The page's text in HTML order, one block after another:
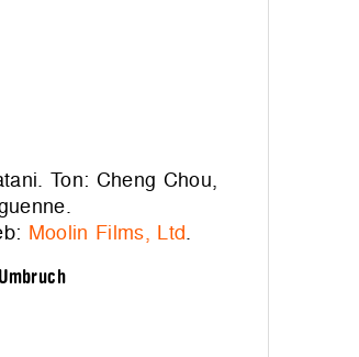
Ton: Cheng Chou,
Moolin Films, Ltd.